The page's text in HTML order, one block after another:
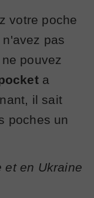
votre poche
pas
pouvez
a
il sait
poches un
et en Ukraine